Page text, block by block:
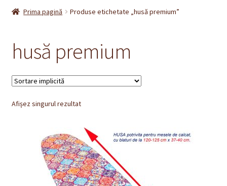
Contul meu
Coș
Cum cumpăr ?
Finalizare
Prima pagină Produse etichetate „husă premium”
husă premium
Afișez singurul rezultat